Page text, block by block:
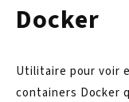
Docker
Utilitaire pour voir
containers Docker